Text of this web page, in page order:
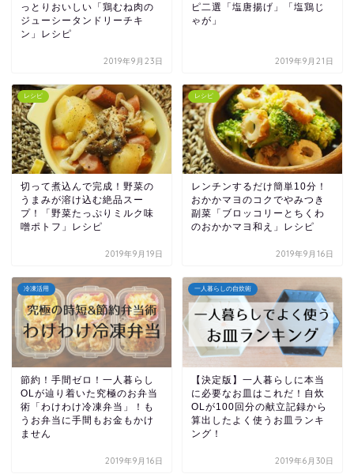
っとりおいしい「鶏むね肉の
ジューシータンドリーチキ
ン」レシピ
2019年9月23日
ピ二選「塩唐揚げ」「塩鶏じ
ゃが」
2019年9月21日
レシピ
切って煮込んで完成！野菜の
うまみが溶け込む絶品スー
プ！「野菜たっぷりミルク味
噌ポトフ」レシピ
2019年9月19日
レシピ
レンチンするだけ簡単10分！
おかかマヨのコクでやみつき
副菜「ブロッコリーとちくわ
のおかかマヨ和え」レシピ
2019年9月16日
冷凍活用
節約！手間ゼロ！一人暮らし
OLが辿り着いた究極のお弁当
術「わけわけ冷凍弁当」！も
うお弁当に手間もお金もかけ
ません
2019年9月16日
一人暮らしの自炊術
【決定版】一人暮らしに本当
に必要なお皿はこれだ！自炊
OLが100回分の献立記録から
算出したよく使うお皿ランキ
ング！
2019年6月30日